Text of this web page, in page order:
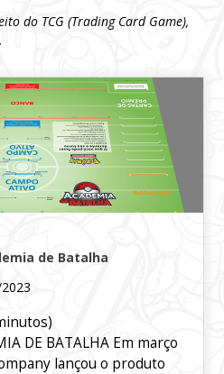
do TCG (Trading Card Game),
de Batalha
DE BATALHA Em março
lançou o produto